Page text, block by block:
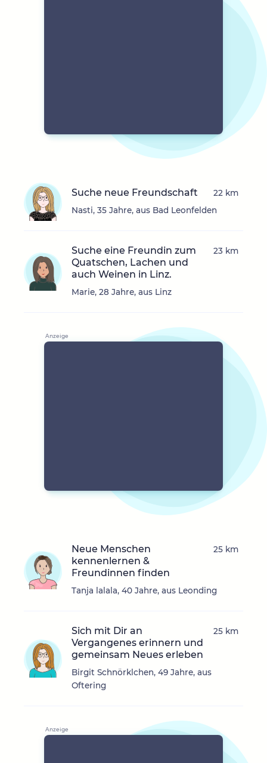
Suche neue Freundschaft
Nasti, 35 Jahre, aus Bad Leonfelden
22 km
Suche eine Freundin zum
Quatschen, Lachen und
auch Weinen in Linz.
Marie, 28 Jahre, aus Linz
23 km
Neue Menschen
kennenlernen &
Freundinnen finden
Tanja lalala, 40 Jahre, aus Leonding
25 km
Sich mit Dir an
Vergangenes erinnern und
gemeinsam Neues erleben
Birgit Schnörklchen, 49 Jahre, aus
Oftering
25 km